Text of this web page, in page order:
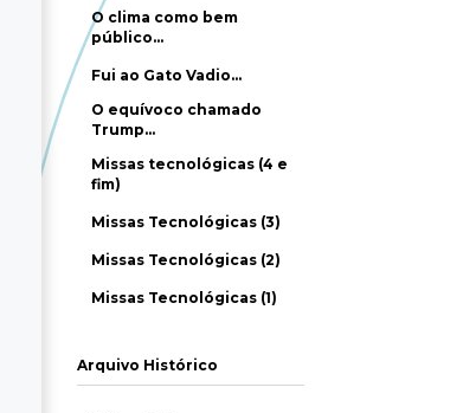
O clima como bem
público…
Fui ao Gato Vadio…
O equívoco chamado
Trump…
Missas tecnológicas (4 e
fim)
Missas Tecnológicas (3)
Missas Tecnológicas (2)
Missas Tecnológicas (1)
Arquivo Histórico